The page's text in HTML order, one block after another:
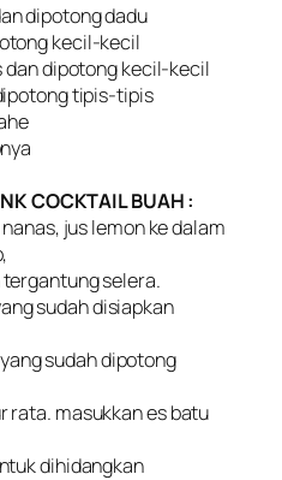
dipotong dadu
kecil-kecil
dan dipotong kecil-kecil
tipis-tipis
COCKTAIL BUAH :
jus lemon ke dalam
selera.
sudah disiapkan
sudah dipotong
rata. masukkan es batu
dihidangkan